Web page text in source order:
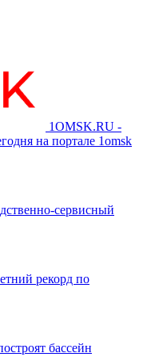
1OMSK.RU -
на портале 1omsk
сервисный
рекорд по
бассейн